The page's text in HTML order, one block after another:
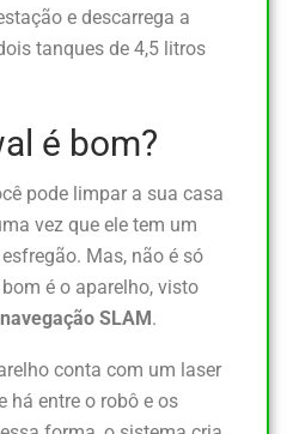
e descarrega a
tanques de 4,5 litros
é bom?
pode limpar a sua casa
vez que ele tem um
Mas, não é só
é o aparelho, visto
navegação SLAM .
conta com um laser
há entre o robô e os